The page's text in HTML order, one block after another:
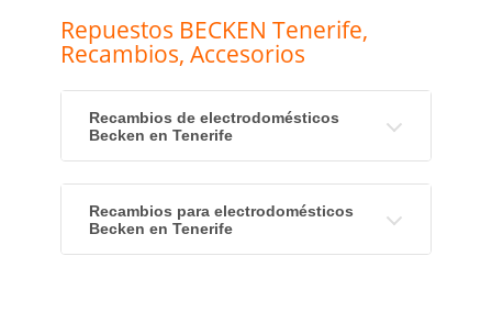
Repuestos BECKEN Tenerife,
Recambios, Accesorios
Recambios de electrodomésticos
Becken en Tenerife
Recambios para electrodomésticos
Becken en Tenerife